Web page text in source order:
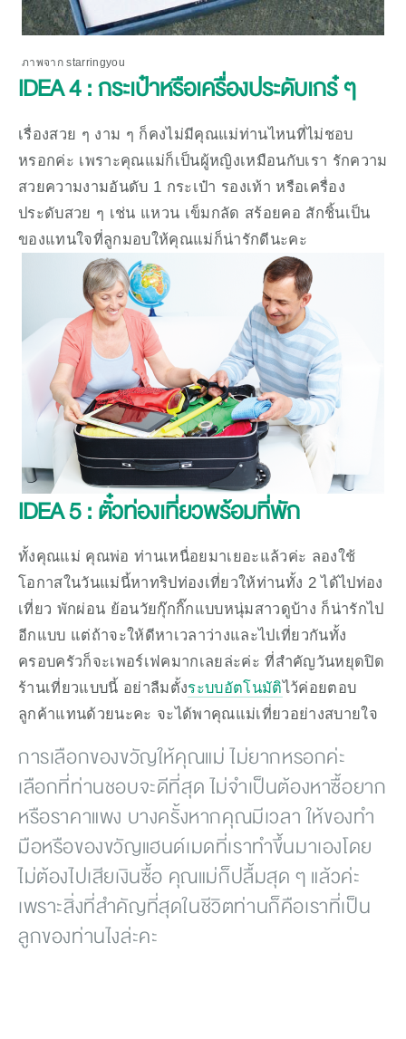
ภาพจาก starringyou
IDEA 4 : กระเป๋าหรือเครื่องประดับเกร๋ ๆ
เรื่องสวย ๆ งาม ๆ ก็คงไม่มีคุณแม่ท่านไหนที่ไม่ชอบ
หรอกค่ะ เพราะคุณแม่ก็เป็นผู้หญิงเหมือนกับเรา รักความ
สวยความงามอันดับ 1 กระเป๋า รองเท้า หรือเครื่อง
ประดับสวย ๆ เช่น แหวน เข็มกลัด สร้อยคอ สักชิ้นเป็น
ของแทนใจที่ลูกมอบให้คุณแม่ก็น่ารักดีนะคะ
IDEA 5 : ตั๋วท่องเที่ยวพร้อมที่พัก
ทั้งคุณแม่ คุณพ่อ ท่านเหนื่อยมาเยอะแล้วค่ะ ลองใช้
โอกาสในวันแม่นี้หาทริปท่องเที่ยวให้ท่านทั้ง 2 ได้ไปท่อง
เที่ยว พักผ่อน ย้อนวัยกุ๊กกิ๊กแบบหนุ่มสาวดูบ้าง ก็น่ารักไป
อีกแบบ แต่ถ้าจะให้ดีหาเวลาว่างและไปเที่ยวกันทั้ง
ครอบครัวก็จะเพอร์เฟคมากเลยล่ะค่ะ ที่สำคัญวันหยุดปิด
ร้านเที่ยวแบบนี้ อย่าลืมตั้งระบบอัตโนมัติไว้ค่อยตอบ
ลูกค้าแทนด้วยนะคะ จะได้พาคุณแม่เที่ยวอย่างสบายใจ
การเลือกของขวัญให้คุณแม่ ไม่ยากหรอกค่ะ
เลือกที่ท่านชอบจะดีที่สุด ไม่จำเป็นต้องหาซื้อยาก
หรือราคาแพง บางครั้งหากคุณมีเวลา ให้ของทำ
มือหรือของขวัญแฮนด์เมดที่เราทำขึ้นมาเองโดย
ไม่ต้องไปเสียเงินซื้อ คุณแม่ก็ปลื้มสุด ๆ แล้วค่ะ
เพราะสิ่งที่สำคัญที่สุดในชีวิตท่านก็คือเราที่เป็น
ลูกของท่านไงล่ะคะ